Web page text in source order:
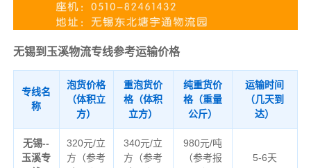
无锡到玉溪物流专线参考运输价格
专线名
称
泡货价格
（体积立
方）
重泡货价
格（体积
立方）
纯重货价
格（重量
公斤）
运输时间
（几天到
达）
无锡--
玉溪专
320元/立
方（参考
340元/立
方（参考
980元/吨
（参考报
5-6天